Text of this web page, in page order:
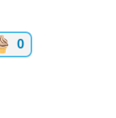
0